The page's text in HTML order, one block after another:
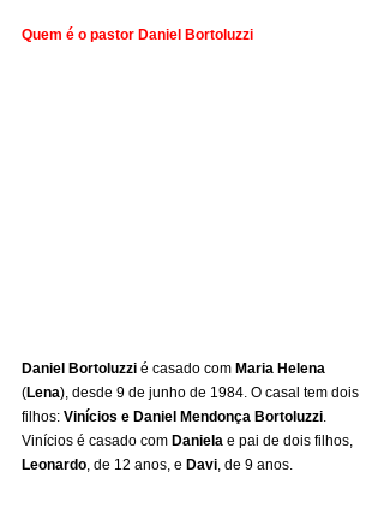
Quem é o pastor Daniel Bortoluzzi
Daniel Bortoluzzi é casado com Maria Helena
(Lena), desde 9 de junho de 1984. O casal tem dois
filhos: Vinícios e Daniel Mendonça Bortoluzzi.
Vinícios é casado com Daniela e pai de dois filhos,
Leonardo, de 12 anos, e Davi, de 9 anos.